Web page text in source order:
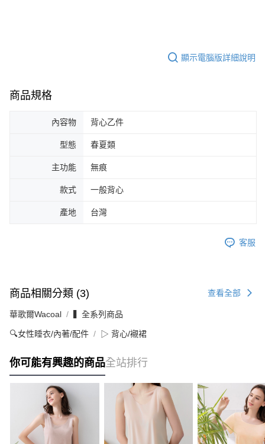
顯示電腦版詳細說明
商品規格
內容物 背心乙件
型態 春夏類
主功能 無痕
款式 一般背心
產地 台灣
客服
商品相關分類 (3) 查看全部
華歌爾Wacoal ▍全系列商品
🔍女性睡衣/內著/配件 ▷ 背心/襯裙
你可能有興趣的商品全站排行